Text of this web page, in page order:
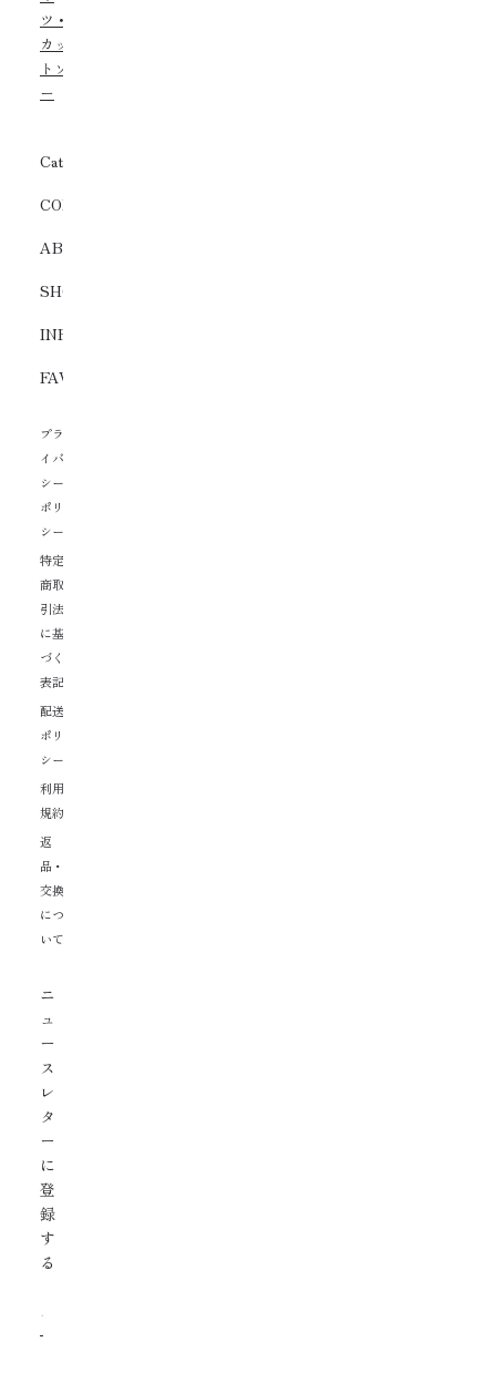
ツ・
カッ
トソ
ー
Category
COLLECTION
ABOUT
SHOPS
INFORMATION
FAVORITE
プラ
イバ
シー
ポリ
シー
特定
商取
引法
に基
づく
表記
配送
ポリ
シー
利用
規約
返
品・
交換
につ
いて
ニ
ュ
ー
ス
レ
タ
ー
に
登
録
す
る